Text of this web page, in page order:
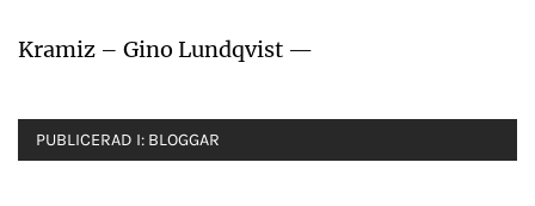
Kramiz – Gino Lundqvist —
PUBLICERAD I: BLOGGAR